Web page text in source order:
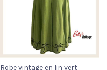
Robe vintage en lin vert